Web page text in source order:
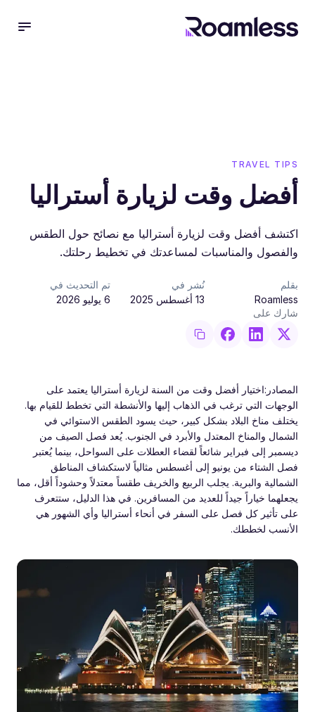
TRAVEL TIPS
أفضل وقت لزيارة أستراليا
اكتشف أفضل وقت لزيارة أستراليا مع نصائح حول الطقس
والفصول والمناسبات لمساعدتك في تخطيط رحلتك.
بقلم
Roamless
نُشر في
13 أغسطس 2025
تم التحديث في
6 يوليو 2026
شارك على
المصادر:اختيار أفضل وقت من السنة لزيارة أستراليا يعتمد على
الوجهات التي ترغب في الذهاب إليها والأنشطة التي تخطط للقيام بها.
يختلف مناخ البلاد بشكل كبير، حيث يسود الطقس الاستوائي في
الشمال والمناخ المعتدل والأبرد في الجنوب. يُعد فصل الصيف من
ديسمبر إلى فبراير شائعاً لقضاء العطلات على السواحل، بينما يُعتبر
فصل الشتاء من يونيو إلى أغسطس مثالياً لاستكشاف المناطق
الشمالية والبرية. يجلب الربيع والخريف طقساً معتدلاً وحشوداً أقل، مما
يجعلهما خياراً جيداً للعديد من المسافرين. في هذا الدليل، ستتعرف
على تأثير كل فصل على السفر في أنحاء أستراليا وأي الشهور هي
الأنسب لخططك.